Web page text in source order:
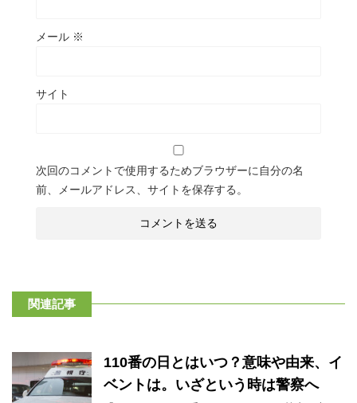
メール ※
サイト
次回のコメントで使用するためブラウザーに自分の名
前、メールアドレス、サイトを保存する。
関連記事
110番の日とはいつ？意味や由来、イ
ベントは。いざという時は警察へ